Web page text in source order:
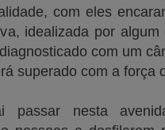
com eles
idealizada por
com um
superado com a força
passar nesta